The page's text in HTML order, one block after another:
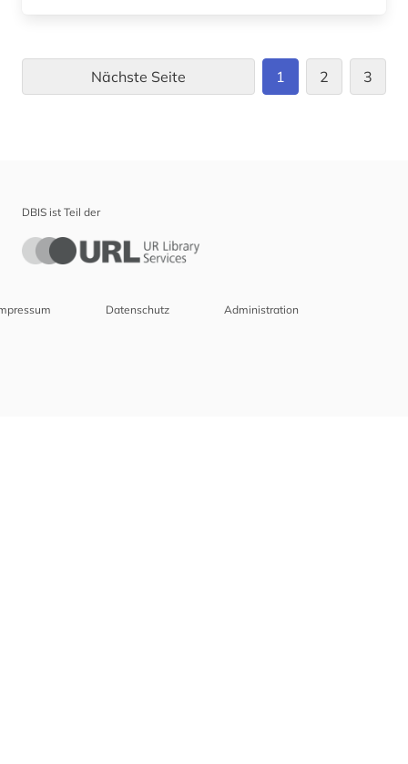
Nächste Seite 1 2 3
DBIS ist Teil der
Datenschutz Administration